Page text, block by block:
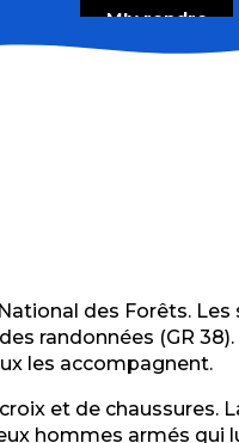
M'y rendre
des Forêts.
randonnées (GR
les accompagnent.
et de chaussures.
hommes armés qui